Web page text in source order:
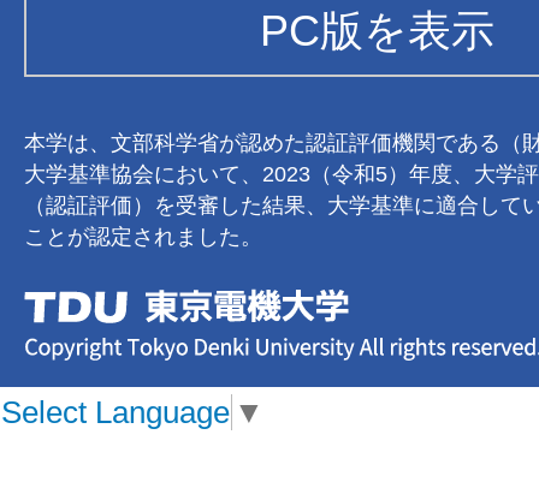
PC版を表示
本学は、文部科学省が認めた認証評価機関である（
大学基準協会において、2023（令和5）年度、大学
（認証評価）を受審した結果、大学基準に適合して
ことが認定されました。
Select Language ▼